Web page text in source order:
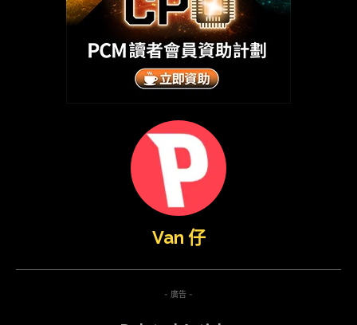
Van 仔
- 廣告 -